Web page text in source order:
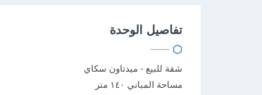
تفاصيل الوحدة
شقة للبيع - ميدتاون سكاي
مساحة المباني ١٤٠ متر